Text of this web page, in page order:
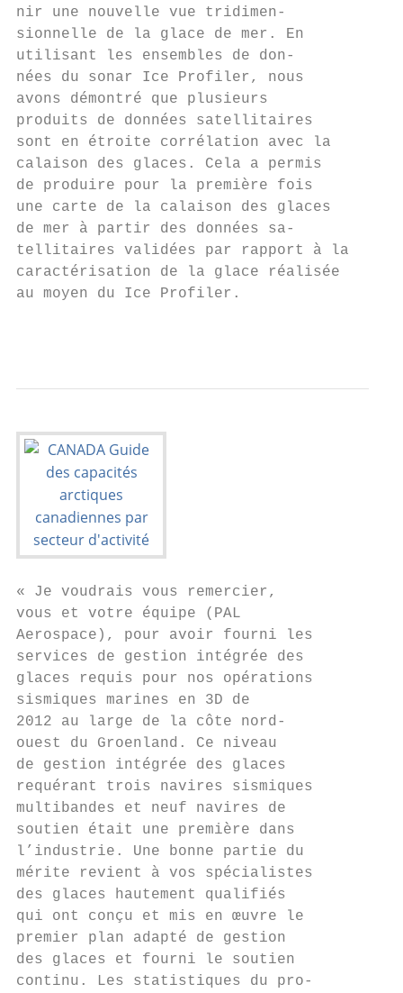
nir une nouvelle vue tridimen-
sionnelle de la glace de mer. En        par
utilisant les ensembles de don-
nées du sonar Ice Profiler, nous        des
avons démontré que plusieurs
produits de données satellitaires
sont en étroite corrélation avec la
calaison des glaces. Cela a permis
de produire pour la première fois
une carte de la calaison des glaces
de mer à partir des données sa-
tellitaires validées par rapport à la
caractérisation de la glace réalisée
au moyen du Ice Profiler.
« Je voudrais vous remercier,
vous et votre équipe (PAL
Aerospace), pour avoir fourni les
services de gestion intégrée des
glaces requis pour nos opérations
sismiques marines en 3D de
2012 au large de la côte nord-
ouest du Groenland. Ce niveau
de gestion intégrée des glaces
requérant trois navires sismiques
multibandes et neuf navires de
soutien était une première dans
l’industrie. Une bonne partie du
mérite revient à vos spécialistes
des glaces hautement qualifiés
qui ont conçu et mis en œuvre le
premier plan adapté de gestion
des glaces et fourni le soutien
continu. Les statistiques du pro-